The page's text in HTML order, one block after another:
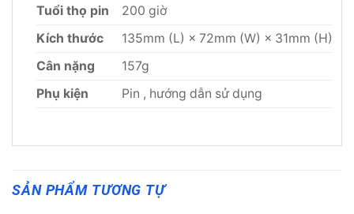
Tuổi thọ pin
200 giờ
Kích thước
135mm (L) × 72mm (W) × 31mm (H)
Cân nặng
157g
Phụ kiện
Pin , hướng dẫn sử dụng
SẢN PHẨM TƯƠNG TỰ